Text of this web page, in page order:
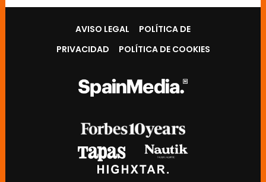
AVISO LEGAL
POLÍTICA DE
PRIVACIDAD
POLÍTICA DE COOKIES